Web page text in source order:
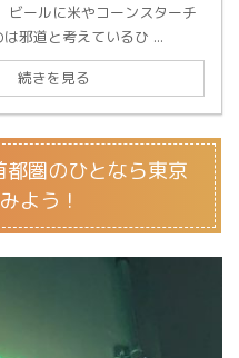
ビールに米やコーンスターチ
邪道と考えているひ ...
続きを見る
圏のひとなら東京
よう！